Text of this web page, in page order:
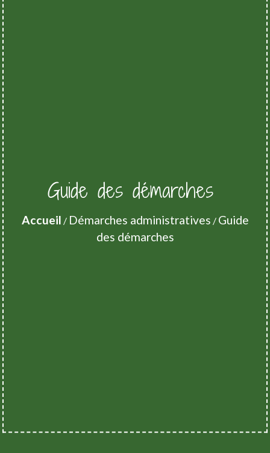
Guide des démarches
Accueil / Démarches administratives / Guide
des démarches